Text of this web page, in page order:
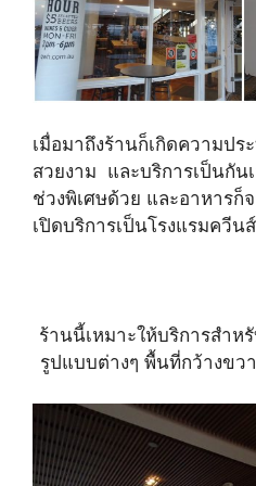
เมื่อมาถึงร้านก็เกิดความปร
สวยงาม และบริการเป็นกัน
ช่วงพิเศษด้วย และอาหารก็
เปิดบริการเป็นโรงแรมควีน
ร้านนี้เหมาะให้บริการสำห
รูปแบบต่างๆ พื้นที่กว้างขว